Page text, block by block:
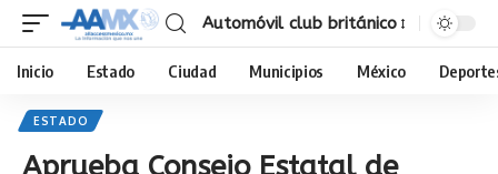
Automóvil club británico
Inicio Estado Ciudad Municipios México
ESTADO
Aprueba Consejo Estatal de